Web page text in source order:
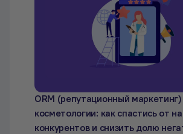
ORM (репутационный маркетинг)
косметологии: как спастись от
конкурентов и снизить долю